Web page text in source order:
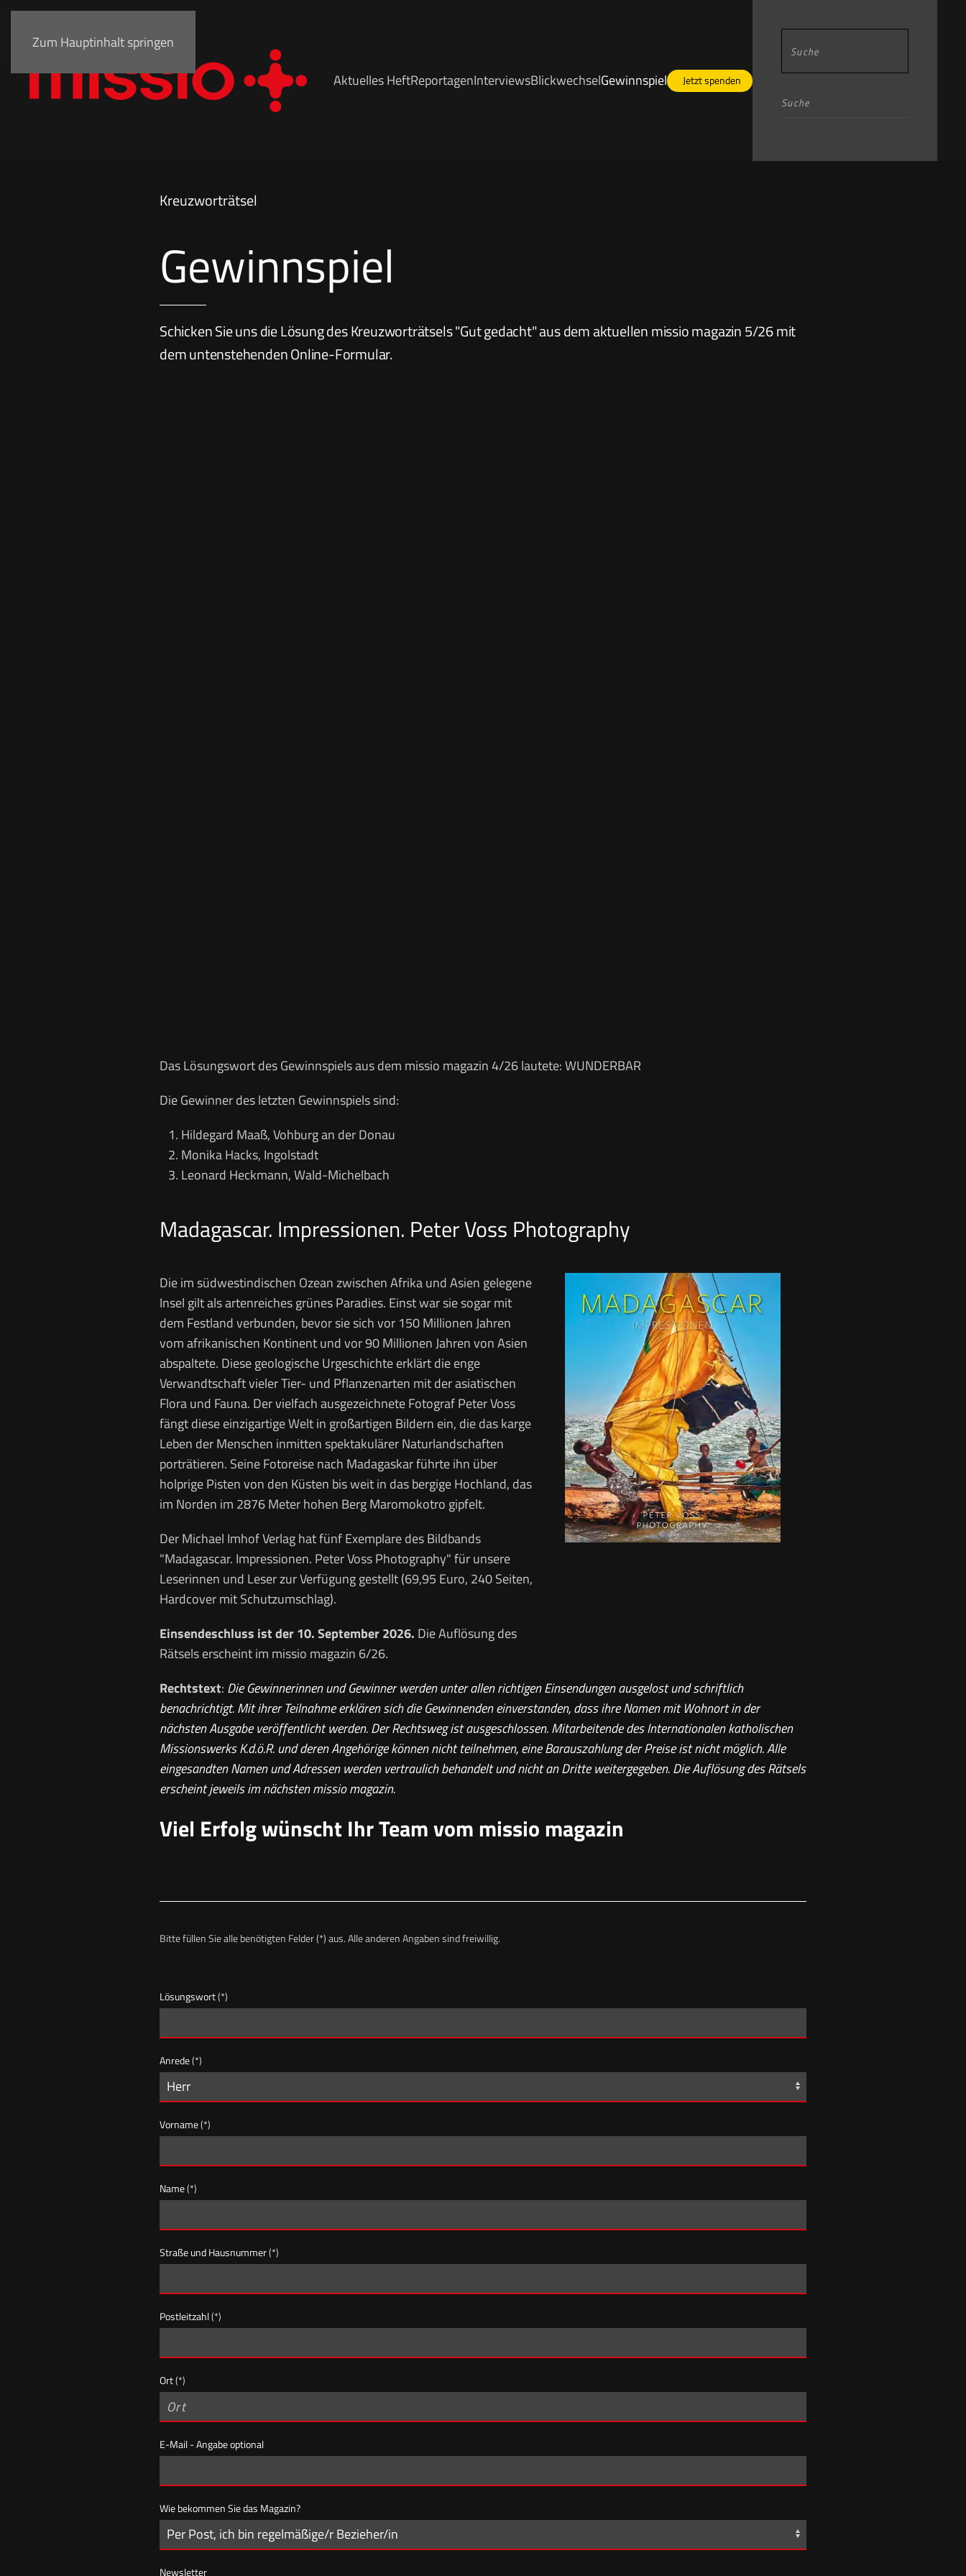
Zum Hauptinhalt springen
Aktuelles HeftReportagenInterviewsBlickwechselGewinnspiel Jetzt spenden
Kreuzworträtsel
Gewinnspiel
Schicken Sie uns die Lösung des Kreuzworträtsels "Gut gedacht" aus dem aktuellen missio magazin 5/26 mit
dem untenstehenden Online-Formular.
Das Lösungswort des Gewinnspiels aus dem missio magazin 4/26 lautete: WUNDERBAR
Die Gewinner des letzten Gewinnspiels sind:
Hildegard Maaß, Vohburg an der Donau
Monika Hacks, Ingolstadt
Leonard Heckmann, Wald-Michelbach
Madagascar. Impressionen. Peter Voss Photography
Die im südwestindischen Ozean zwischen Afrika und Asien gelegene
Insel gilt als artenreiches grünes Paradies. Einst war sie sogar mit
dem Festland verbunden, bevor sie sich vor 150 Millionen Jahren
vom afrikanischen Kontinent und vor 90 Millionen Jahren von Asien
abspaltete. Diese geologische Urgeschichte erklärt die enge
Verwandtschaft vieler Tier- und Pflanzenarten mit der asiatischen
Flora und Fauna. Der vielfach ausgezeichnete Fotograf Peter Voss
fängt diese einzigartige Welt in großartigen Bildern ein, die das karge
Leben der Menschen inmitten spektakulärer Naturlandschaften
porträtieren. Seine Fotoreise nach Madagaskar führte ihn über
holprige Pisten von den Küsten bis weit in das bergige Hochland, das
im Norden im 2876 Meter hohen Berg Maromokotro gipfelt.
Der Michael Imhof Verlag hat fünf Exemplare des Bildbands
"Madagascar. Impressionen. Peter Voss Photography" für unsere
Leserinnen und Leser zur Verfügung gestellt (69,95 Euro, 240 Seiten,
Hardcover mit Schutzumschlag).
Einsendeschluss ist der 10. September 2026. Die Auflösung des
Rätsels erscheint im missio magazin 6/26.
Rechtstext: Die Gewinnerinnen und Gewinner werden unter allen richtigen Einsendungen ausgelost und schriftlich
benachrichtigt. Mit ihrer Teilnahme erklären sich die Gewinnenden einverstanden, dass ihre Namen mit Wohnort in der
nächsten Ausgabe veröffentlicht werden. Der Rechtsweg ist ausgeschlossen. Mitarbeitende des Internationalen katholischen
Missionswerks K.d.ö.R. und deren Angehörige können nicht teilnehmen, eine Barauszahlung der Preise ist nicht möglich. Alle
eingesandten Namen und Adressen werden vertraulich behandelt und nicht an Dritte weitergegeben. Die Auflösung des Rätsels
erscheint jeweils im nächsten missio magazin.
Viel Erfolg wünscht Ihr Team vom missio magazin
Bitte füllen Sie alle benötigten Felder (*) aus. Alle anderen Angaben sind freiwillig.
Lösungswort(*)
Anrede(*)
Vorname(*)
Name(*)
Straße und Hausnummer(*)
Postleitzahl(*)
Ort(*)
E-Mail - Angabe optional
Wie bekommen Sie das Magazin?
Newsletter